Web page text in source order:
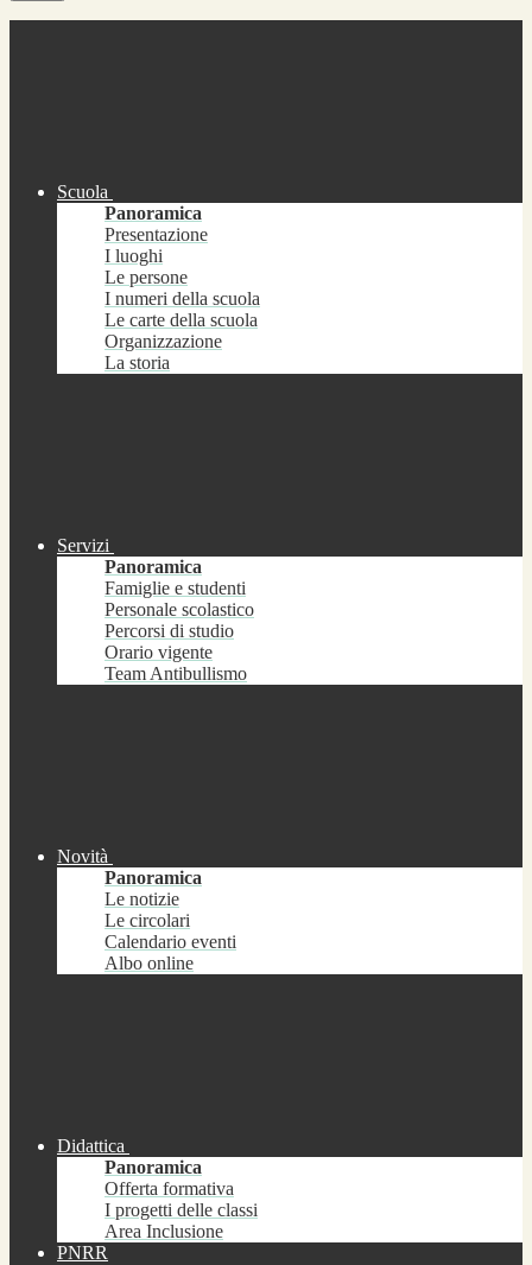
Scuola
Panoramica
Presentazione
I luoghi
Le persone
I numeri della scuola
Le carte della scuola
Organizzazione
La storia
Servizi
Panoramica
Famiglie e studenti
Personale scolastico
Percorsi di studio
Orario vigente
Team Antibullismo
Novità
Panoramica
Le notizie
Le circolari
Calendario eventi
Albo online
Didattica
Panoramica
Offerta formativa
I progetti delle classi
Area Inclusione
PNRR